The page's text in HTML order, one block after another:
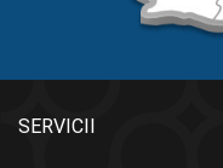
SERVICII